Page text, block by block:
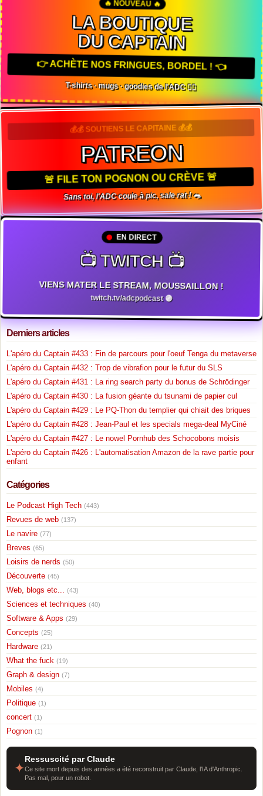
🔥 NOUVEAU 🔥
LA BOUTIQUE
DU CAPTAIN
👉 ACHÈTE NOS FRINGUES, BORDEL ! 👈
T-shirts · mugs · goodies de l'ADC 🏴‍☠️
💰💰 SOUTIENS LE CAPITAINE 💰💰
PATREON
🚨 FILE TON POGNON OU CRÈVE 🚨
Sans toi, l'ADC coule à pic, sale rat ! 🐀
EN DIRECT
📺 TWITCH 📺
VIENS MATER LE STREAM, MOUSSAILLON !
twitch.tv/adcpodcast 🟣
Derniers articles
L'apéro du Captain #433 : Fin de parcours pour l'oeuf Tenga du metaverse
L'apéro du Captain #432 : Trop de vibrafion pour le futur du SLS
L'apéro du Captain #431 : La ring search party du bonus de Schrödinger
L'apéro du Captain #430 : La fusion géante du tsunami de papier cul
L'apéro du Captain #429 : Le PQ-Thon du templier qui chiait des briques
L'apéro du Captain #428 : Jean-Paul et les specials mega-deal MyCiné
L'apéro du Captain #427 : Le nowel Pornhub des Schocobons moisis
L'apéro du Captain #426 : L'automatisation Amazon de la rave partie pour
enfant
Catégories
Le Podcast High Tech (443)
Revues de web (137)
Le navire (77)
Breves (65)
Loisirs de nerds (50)
Découverte (45)
Web, blogs etc... (43)
Sciences et techniques (40)
Software & Apps (29)
Concepts (25)
Hardware (21)
What the fuck (19)
Graph & design (7)
Mobiles (4)
Politique (1)
concert (1)
Pognon (1)
✦
Ressuscité par Claude
Ce site mort depuis des années a été reconstruit par Claude, l'IA d'Anthropic.
Pas mal, pour un robot.